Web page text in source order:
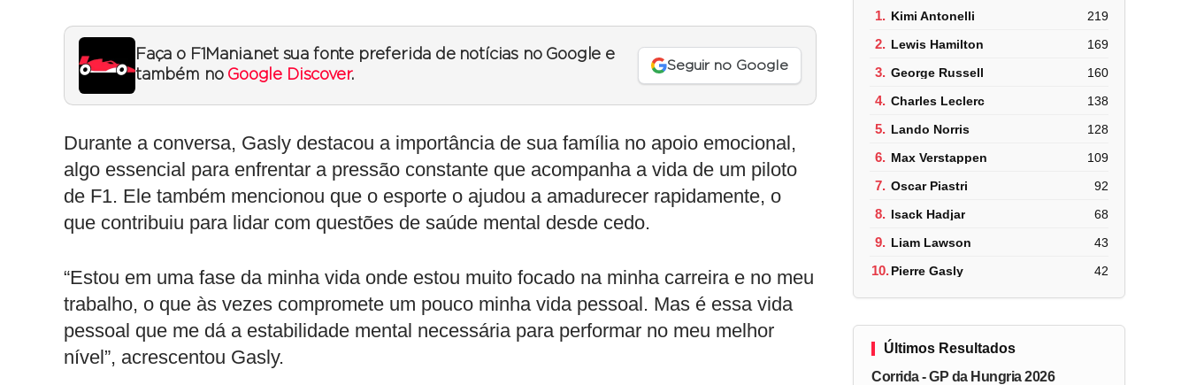
Faça o F1Mania.net sua fonte preferida de notícias no Google e
também no Google Discover.
Seguir no Google
Durante a conversa, Gasly destacou a importância de sua família no apoio emocional,
algo essencial para enfrentar a pressão constante que acompanha a vida de um piloto
de F1. Ele também mencionou que o esporte o ajudou a amadurecer rapidamente, o
que contribuiu para lidar com questões de saúde mental desde cedo.
“Estou em uma fase da minha vida onde estou muito focado na minha carreira e no meu
trabalho, o que às vezes compromete um pouco minha vida pessoal. Mas é essa vida
pessoal que me dá a estabilidade mental necessária para performar no meu melhor
nível”, acrescentou Gasly.
1. Kimi Antonelli 219
2. Lewis Hamilton 169
3. George Russell 160
4. Charles Leclerc 138
5. Lando Norris 128
6. Max Verstappen 109
7. Oscar Piastri 92
8. Isack Hadjar 68
9. Liam Lawson 43
10.Pierre Gasly 42
Últimos Resultados
Corrida - GP da Hungria 2026